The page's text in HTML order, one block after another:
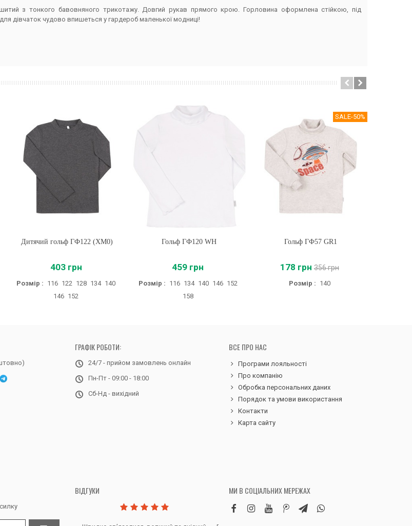
з тонкого бавовняного трикотажу. Довгий рукав прямого крою. Горловина оформлена стійкою, під
дівчаток чудово впишеться у гардероб маленької модниці!
Купити
Дитячий гольф ГФ122 (XM0)
403 грн
Розмір : 116 122 128 134 140
146 152
Купити
Гольф ГФ120 WH
459 грн
Розмір : 116 134 140 146 152
158
SALE-50%
Купити
Гольф ГФ57 GR1
178 грн 356 грн
Розмір : 140
ГРАФІК РОБОТИ:
24/7 - прийом замовлень онлайн
Пн-Пт - 09:00 - 18:00
Сб-Нд - вихідний
ВСЕ ПРО НАС
Програми лояльності
Про компанію
Обробка персональних даних
Порядок та умови використання
Контакти
Карта сайту
ВІДГУКИ МИ В СОЦІАЛЬНИХ МЕРЕЖАХ